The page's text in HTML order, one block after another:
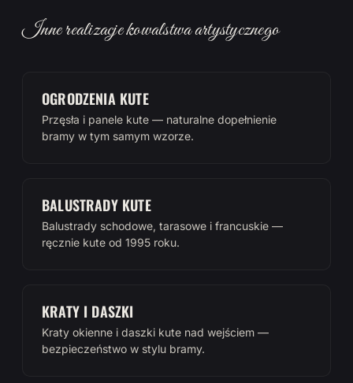
Inne realizacje kowalstwa artystycznego
OGRODZENIA KUTE
Przęsła i panele kute — naturalne dopełnienie
bramy w tym samym wzorze.
BALUSTRADY KUTE
Balustrady schodowe, tarasowe i francuskie —
ręcznie kute od 1995 roku.
KRATY I DASZKI
Kraty okienne i daszki kute nad wejściem —
bezpieczeństwo w stylu bramy.